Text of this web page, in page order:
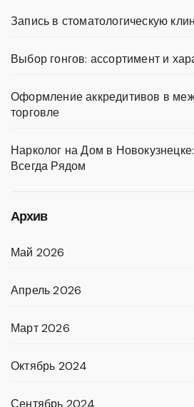
Запись в стоматологическую
Выбор гонгов: ассортимент и
Оформление аккредитивов в
торговле
Нарколог на Дом в
Всегда Рядом
Архив
Май 2026
Апрель 2026
Март 2026
Октябрь 2024